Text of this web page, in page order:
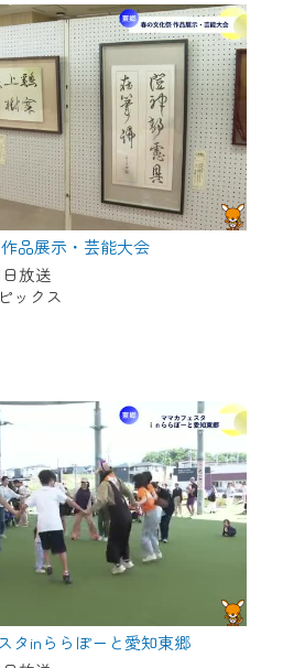
品展示・芸能大会
日放送
ックス
タinららぽーと愛知東郷